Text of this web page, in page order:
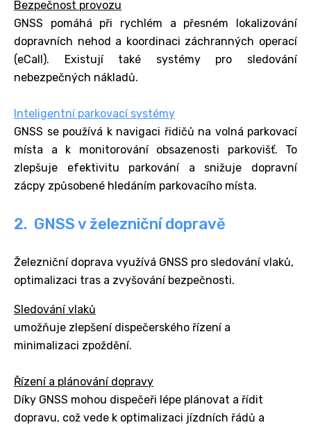
Bezpečnost provozu
GNSS pomáhá při rychlém a přesném lokalizování
dopravních nehod a koordinaci záchranných operací
(eCall). Existují také systémy pro sledování
nebezpečných nákladů.
Inteligentní parkovací systémy
GNSS se používá k navigaci řidičů na volná parkovací
místa a k monitorování obsazenosti parkovišť. To
zlepšuje efektivitu parkování a snižuje dopravní
zácpy způsobené hledáním parkovacího místa.
2. GNSS v železniční dopravě
Železniční doprava využívá GNSS pro sledování vlaků,
optimalizaci tras a zvyšování bezpečnosti.
Sledování vlaků
umožňuje zlepšení dispečerského řízení a
minimalizaci zpoždění.
Řízení a plánování dopravy
Díky GNSS mohou dispečeři lépe plánovat a řídit
dopravu, což vede k optimalizaci jízdních řádů a